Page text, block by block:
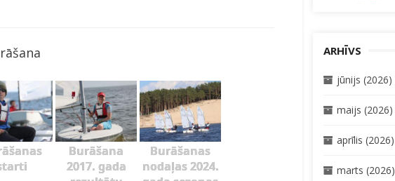
Burāšana
2017. gada
Burāšanas
nodaļas 2024.
ARHĪVS
jūnijs (2026)
maijs (2026)
aprīlis (2026)
marts (2026)